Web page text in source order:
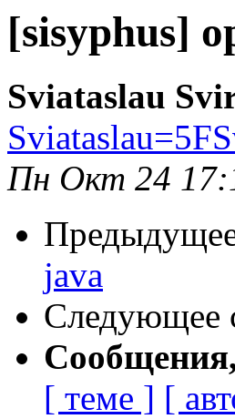
[sisyphus]
Sviataslau
Пн Окт 24
java
Следующее
[ теме ] [